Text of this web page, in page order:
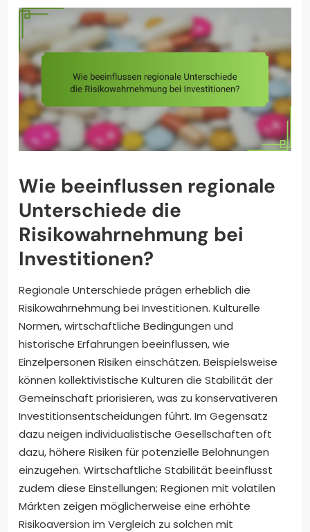
Wie beeinflussen regionale
Unterschiede die
Risikowahrnehmung bei
Investitionen?
Regionale Unterschiede prägen erheblich die
Risikowahrnehmung bei Investitionen. Kulturelle
Normen, wirtschaftliche Bedingungen und
historische Erfahrungen beeinflussen, wie
Einzelpersonen Risiken einschätzen. Beispielsweise
können kollektivistische Kulturen die Stabilität der
Gemeinschaft priorisieren, was zu konservativeren
Investitionsentscheidungen führt. Im Gegensatz
dazu neigen individualistische Gesellschaften oft
dazu, höhere Risiken für potenzielle Belohnungen
einzugehen. Wirtschaftliche Stabilität beeinflusst
zudem diese Einstellungen; Regionen mit volatilen
Märkten zeigen möglicherweise eine erhöhte
Risikoaversion im Vergleich zu solchen mit